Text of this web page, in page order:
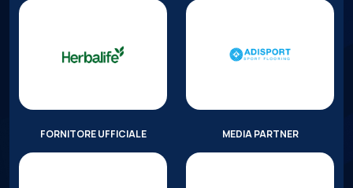
FORNITORE UFFICIALE MEDIA PARTNER